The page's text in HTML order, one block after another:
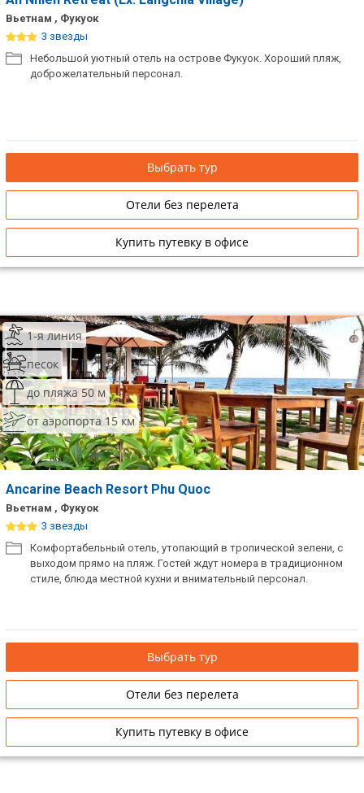
Вьетнам , Фукуок
3 звезды
Небольшой уютный отель на острове Фукуок. Хороший пляж,
доброжелательный персонал.
Выбрать тур
Отели без перелета
Купить путевку в офисе
1-я линия
песок
до пляжа 50 м
от аэропорта 15 км
Ancarine Beach Resort Phu Quoc
Вьетнам , Фукуок
3 звезды
Комфортабельный отель, утопающий в тропической зелени, с
выходом прямо на пляж. Гостей ждут номера в традиционном
стиле, блюда местной кухни и внимательный персонал.
Выбрать тур
Отели без перелета
Купить путевку в офисе